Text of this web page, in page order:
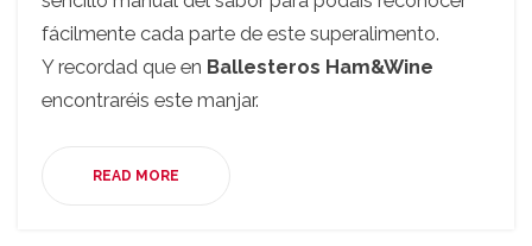
fácilmente cada parte de este superalimento.
Y recordad que en Ballesteros Ham&Wine
encontraréis este manjar.
READ MORE